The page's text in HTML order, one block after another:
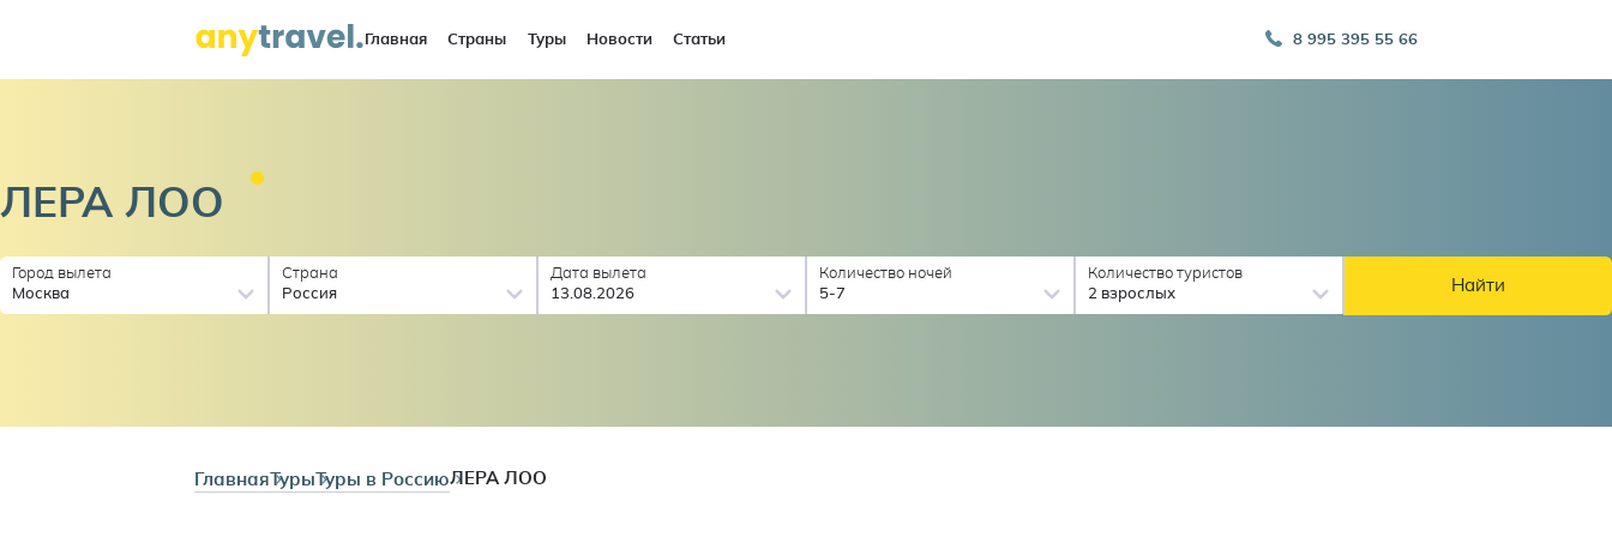
Главная Страны Туры Новости Статьи 8 995 395 55 66
ЛЕРА ЛОО
Город вылета
Москва
Страна
Россия
Дата вылета
13.08.2026
Количество ночей
5-7
Количество туристов
2 взрослых
Найти
ГлавнаяТурыТуры в РоссиюЛЕРА ЛОО